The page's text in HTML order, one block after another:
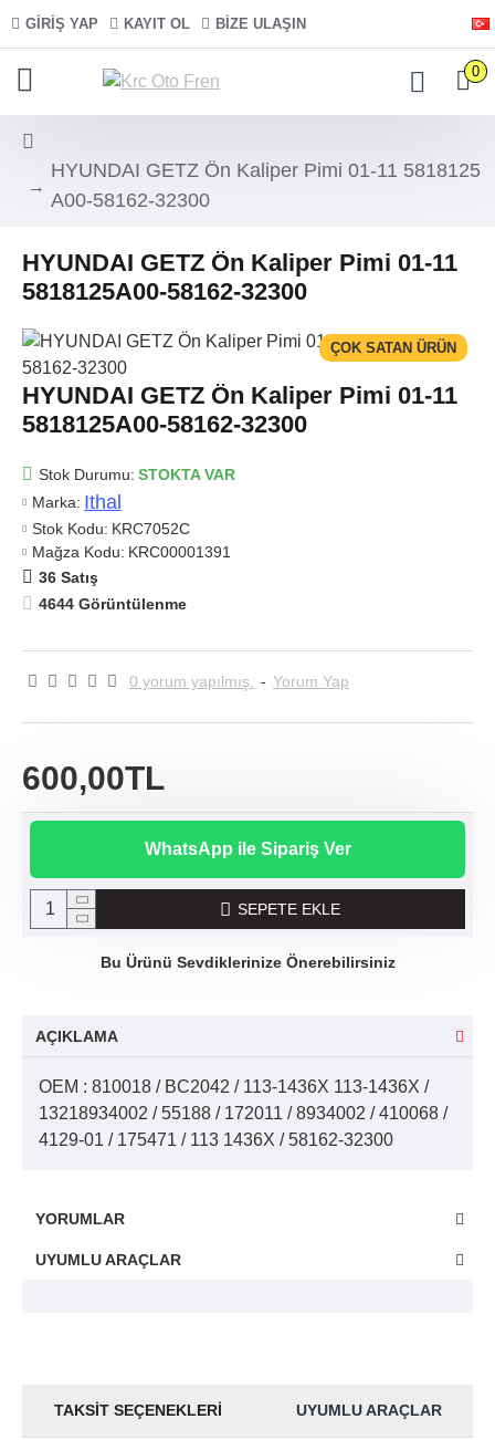
GIRIŞ YAP KAYIT OL BIZE ULAŞIN
0
HYUNDAI GETZ Ön Kaliper Pimi 01-11 5818125
A00-58162-32300
HYUNDAI GETZ Ön Kaliper Pimi 01-11
5818125A00-58162-32300
ÇOK SATAN ÜRÜN
HYUNDAI GETZ Ön Kaliper Pimi 01-11
5818125A00-58162-32300
Stok Durumu: STOKTA VAR
Marka: Ithal
Stok Kodu: KRC7052C
Mağza Kodu: KRC00001391
36 Satış
4644 Görüntülenme
0 yorum yapılmış. - Yorum Yap
600,00TL
WhatsApp ile Sipariş Ver
SEPETE EKLE
Bu Ürünü Sevdiklerinize Önerebilirsiniz
AÇIKLAMA
OEM : 810018 / BC2042 / 113-1436X 113-1436X /
13218934002 / 55188 / 172011 / 8934002 / 410068 /
4129-01 / 175471 / 113 1436X / 58162-32300
YORUMLAR
UYUMLU ARAÇLAR
TAKSIT SEÇENEKLERI UYUMLU ARAÇLAR